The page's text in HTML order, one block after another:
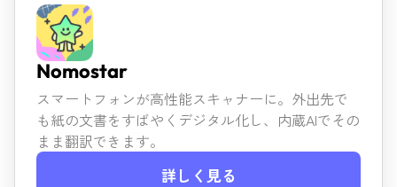
Nomostar
スマートフォンが高性能スキャナーに。外出先で
も紙の文書をすばやくデジタル化し、内蔵AIでその
まま翻訳できます。
詳しく見る